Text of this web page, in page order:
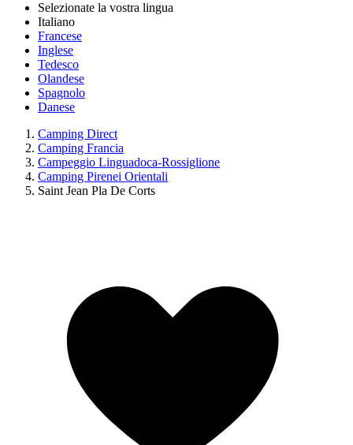
Selezionate la vostra lingua
Italiano
Francese
Inglese
Tedesco
Olandese
Spagnolo
Danese
Camping Direct
Camping Francia
Campeggio Linguadoca-Rossiglione
Camping Pirenei Orientali
Saint Jean Pla De Corts